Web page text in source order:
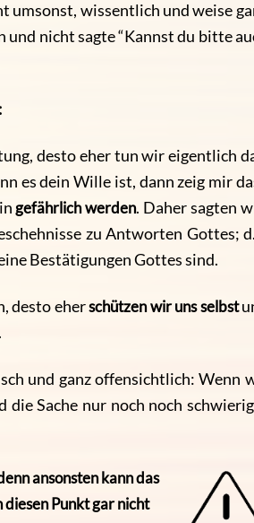
umsonst, wissentlich und weise
und nicht sagte “Kannst du bitte
desto eher tun wir eigentlich
es dein Wille ist, dann zeig mir
gefährlich werden. Daher sagten
zu Antworten Gottes;
Bestätigungen Gottes sind.
desto eherschützen wir uns selbst
und ganz offensichtlich: Wenn
die Sache nur noch noch
ansonsten kann das
Punkt gar nicht